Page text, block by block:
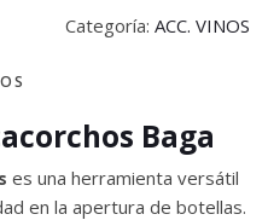
Categoría: ACC. VINOS
Baga
es una herramienta versátil
en la apertura de botellas.